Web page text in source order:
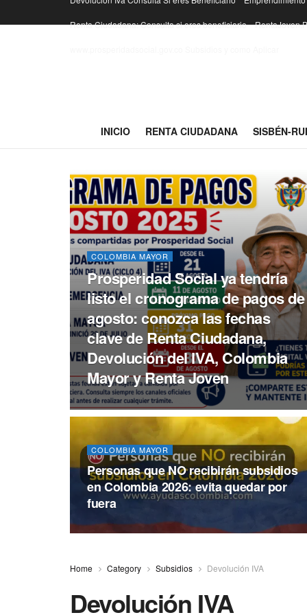
Renta Ciudadana: Consulta si eres beneficiario
INICIO RENTA CIUDADANA SISBÉN-RUI
COLOMBIA MAYOR
Prosperidad Social ya tendría
listo el cronograma de pagos de
agosto: conozca las fechas
clave de Renta Ciudadana,
Devolución del IVA, Colombia
Mayor y Renta Joven
COLOMBIA MAYOR
Personas que NO recibirán subsidios
en Colombia 2026: evita quedar por
fuera
Home Category Subsidios Devolución IVA
Devolución IVA